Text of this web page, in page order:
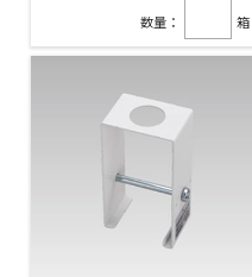
数量： 箱